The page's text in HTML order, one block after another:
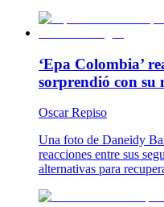
‘Epa Colombia’
sorprendió con su
Oscar Repiso
Una foto de Daneidy
reacciones entre sus
alternativas para